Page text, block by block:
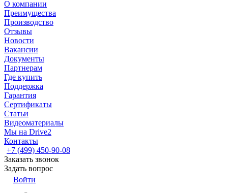
О компании
Преимущества
Производство
Отзывы
Новости
Вакансии
Документы
Партнерам
Где купить
Поддержка
Гарантия
Сертификаты
Статьи
Видеоматериалы
Мы на Drive2
Контакты
+7 (499) 450-90-08
Заказать звонок
Задать вопрос
Войти